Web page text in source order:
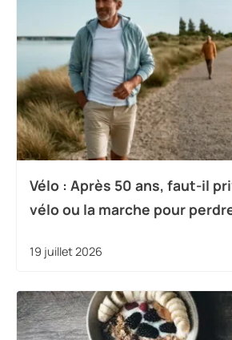
Vélo : Après 50 ans, faut-il
vélo ou la marche pour
19 juillet 2026